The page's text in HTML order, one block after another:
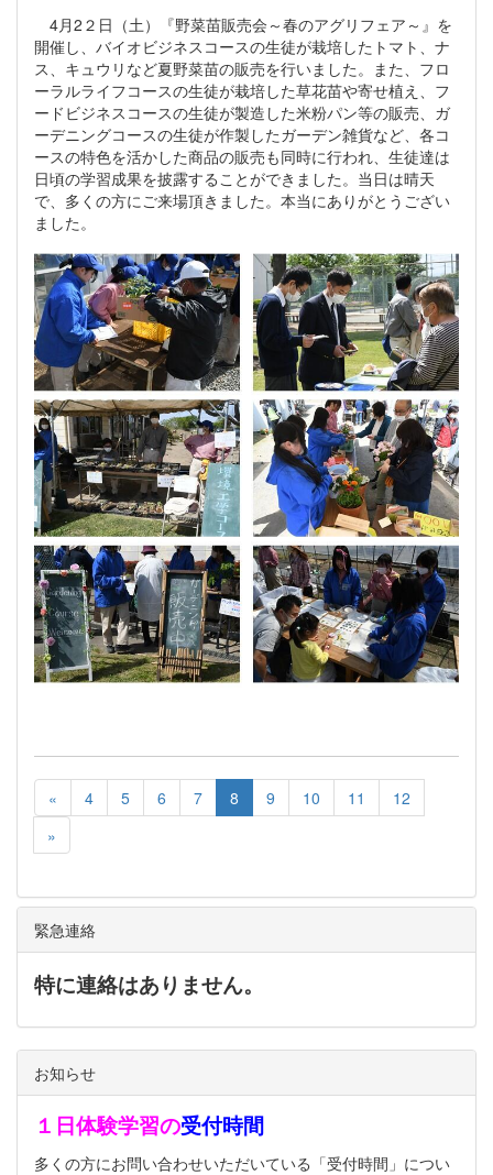
4月2２日（土）『野菜苗販売会～春のアグリフェア～』を
開催し、バイオビジネスコースの生徒が栽培したトマト、ナ
ス、キュウリなど夏野菜苗の販売を行いました。また、フロ
ーラルライフコースの生徒が栽培した草花苗や寄せ植え、フ
ードビジネスコースの生徒が製造した米粉パン等の販売、ガ
ーデニングコースの生徒が作製したガーデン雑貨など、各コ
ースの特色を活かした商品の販売も同時に行われ、生徒達は
日頃の学習成果を披露することができました。当日は晴天
で、多くの方にご来場頂きました。本当にありがとうござい
ました。
« 4 5 6 7 8 9 10 11
12
»
緊急連絡
特に連絡はありません。
お知らせ
１日体験学習の受付時間
多くの方にお問い合わせいただいている「受付時間」につい